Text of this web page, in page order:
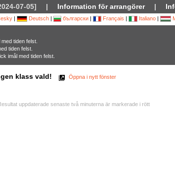
07-05] | Information för arrangörer |
| Deutsch | български| Français | Italiano|
tiden felst.
tiden felst.
imål med tiden felst.
klass vald! Öppna i nytt fönster
uppdaterade senaste två minuterna är markerade i rött